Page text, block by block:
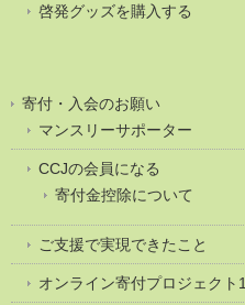
啓発グッズを購入する
寄付・入会のお願い
マンスリーサポーター
CCJの会員になる
寄付金控除について
ご支援で実現できたこと
オンライン寄付プロジェクト1